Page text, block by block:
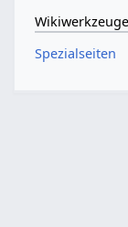
Wikiwerkzeuge
Spezialseiten